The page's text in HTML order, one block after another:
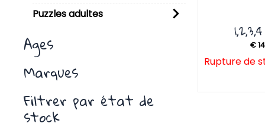
Puzzles adultes
Ages
Marques
Filtrer par état de
stock
€
Rupture de